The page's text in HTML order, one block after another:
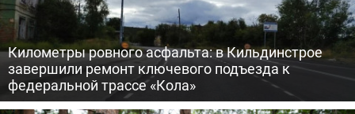
Километры ровного асфальта: в Кильдинстрое
завершили ремонт ключевого подъезда к
федеральной трассе «Кола»